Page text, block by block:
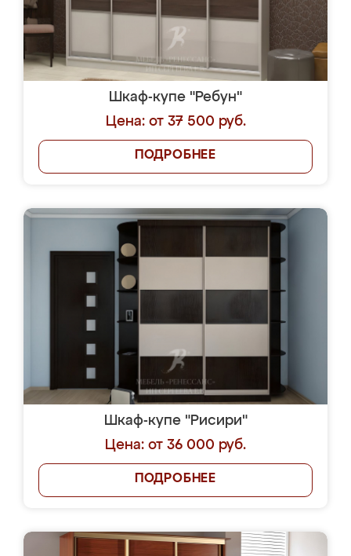
Шкаф-купе "Ребун"
Цена: от 37 500 руб.
ПОДРОБНЕЕ
Шкаф-купе "Рисири"
Цена: от 36 000 руб.
ПОДРОБНЕЕ